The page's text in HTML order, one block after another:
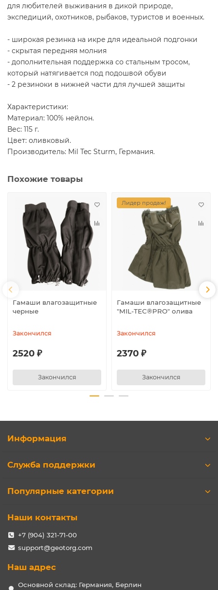
для любителей выживания в дикой природе,
экспедиций, охотников, рыбаков, туристов и военных.
- широкая резинка на икре для идеальной подгонки
- скрытая передняя молния
- дополнительная поддержка со стальным тросом,
который натягивается под подошвой обуви
- 2 резиноки в нижней части для лучшей защиты
Характеристики:
Материал: 100% нейлон.
Вес: 115 г.
Цвет: оливковый.
Производитель: Mil Tec Sturm, Германия.
Похожие товары
Гамаши влагозащитные
черные
Закончился
2520 ₽
Закончился
Лидер продаж!
Гамаши влагозащитные
"MIL-TEC®PRO" олива
Закончился
2370 ₽
Закончился
Информация
Служба поддержки
Популярные категории
Наши контакты
+7 (904) 321-71-00
support@geotorg.com
Наш адрес
Основной склад: Германия, Берлин